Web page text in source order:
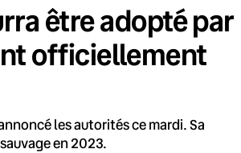
être adopté par
officiellement
les autorités ce mardi. Sa
en 2023.